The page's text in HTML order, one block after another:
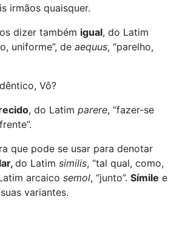
irmãos quaisquer.
dizer também igual, do Latim
uniforme”, de aequus, “parelho,
Vô?
, do Latim parere, “fazer-se
que pode se usar para denotar
do Latim similis, “tal qual, como,
arcaico semol, “junto”. Símile e
variantes.